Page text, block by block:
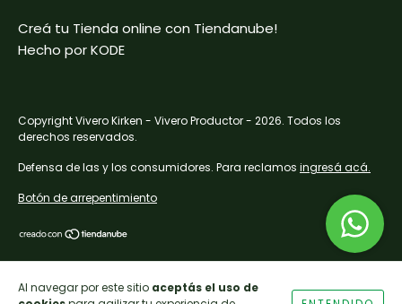
Al navegar por este sitio aceptás el uso de
Creá tu Tienda online con Tiendanube!
Hecho por KODE
Copyright Vivero Kirken - Vivero Productor - 2026. Todos los
derechos reservados.
Defensa de las y los consumidores. Para reclamos ingresá acá.
Botón de arrepentimiento